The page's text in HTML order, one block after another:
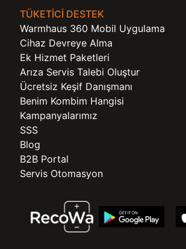
TÜKETİCİ DESTEK
Warmhaus 360 Mobil Uygulama
Cihaz Devreye Alma
Ek Hizmet Paketleri
Arıza Servis Talebi Oluştur
Ücretsiz Keşif Danışmanı
Benim Kombim Hangisi
Kampanyalarımız
SSS
Blog
B2B Portal
Servis Otomasyon